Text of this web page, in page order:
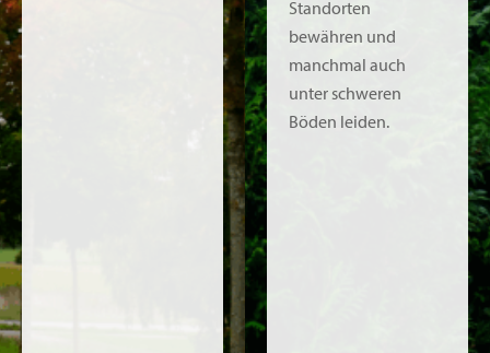
Standorten
bewähren und
manchmal auch
unter schweren
Böden leiden.